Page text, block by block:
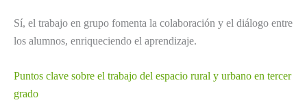
Sí, el trabajo en grupo fomenta la colaboración y el diálogo entre
los alumnos, enriqueciendo el aprendizaje.
Puntos clave sobre el trabajo del espacio rural y urbano en tercer
grado